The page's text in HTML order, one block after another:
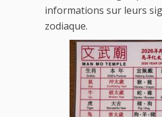
informations sur leurs
zodiaque.